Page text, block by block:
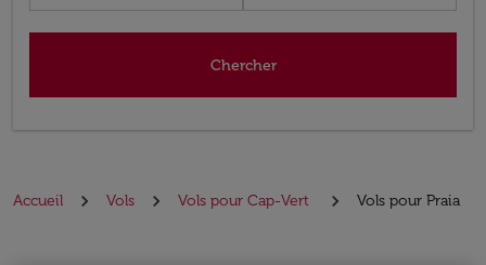
Chercher
Accueil Vols Vols pour Cap-Vert Vols pour Praia